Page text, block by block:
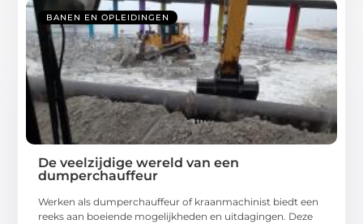
BANEN EN OPLEIDINGEN
De veelzijdige wereld van een
dumperchauffeur
Werken als dumperchauffeur of kraanmachinist biedt een
reeks aan boeiende mogelijkheden en uitdagingen. Deze